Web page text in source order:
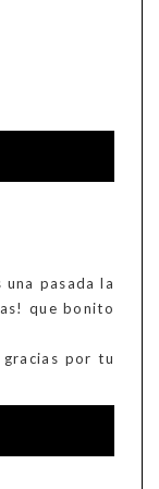
pasada la
que bonito
por tu